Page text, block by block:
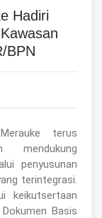
Hadiri
BPN
terus
mendukung
penyusunan
terintegrasi.
keikutsertaan
Basis